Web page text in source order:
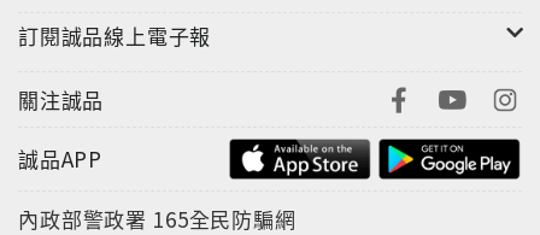
訂閱誠品線上電子報
關注誠品
誠品APP
內政部警政署 165全民防騙網